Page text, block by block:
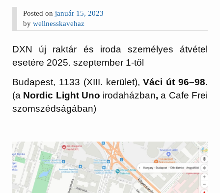
Posted onjanuár 15, 2023
bywellnesskavehaz
DXN új raktár és iroda személyes átvétel
esetére 2025. szeptember 1-től
Budapest, 1133 (XIII. kerület),Váci út 96–98.
(a Nordic Light Uno irodaházban,a Cafe Frei
szomszédságában)